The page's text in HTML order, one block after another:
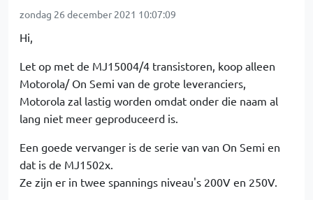
zondag 26 december 2021 10:07:09
Hi,
Let op met de MJ15004/4 transistoren, koop alleen
Motorola/ On Semi van de grote leveranciers,
Motorola zal lastig worden omdat onder die naam al
lang niet meer geproduceerd is.
Een goede vervanger is de serie van van On Semi en
dat is de MJ1502x.
Ze zijn er in twee spannings niveau's 200V en 250V.